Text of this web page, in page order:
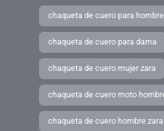
chaqueta de cuero para
chaqueta de cuero para dama
chaqueta de cuero mujer zara
chaqueta de cuero moto
chaqueta de cuero hombre zara